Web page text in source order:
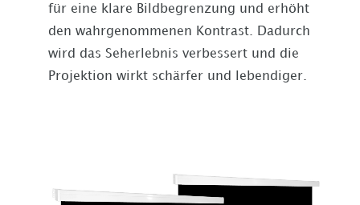
für eine klare Bildbegrenzung und erhöht
den wahrgenommenen Kontrast. Dadurch
wird das Seherlebnis verbessert und die
Projektion wirkt schärfer und lebendiger.